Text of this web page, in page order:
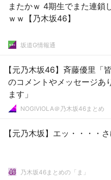
またかｗ 4期生でまた連鎖
ｗｗ【乃木坂46】
坂道G情報通
【元乃木坂46】斉藤優里「
のコメントやメッセージあ
ます」
NOGIVIOLA＠乃木坂46まとめ
【元乃木坂】エッ・・・・
乃木坂46まとめの「ま」